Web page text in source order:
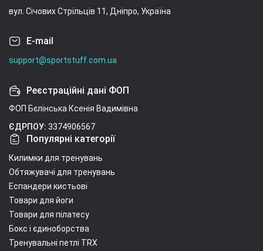
вул. Січових Стрільців 11, Дніпро, Україна
E-mail
support@sportstuff.com.ua
Реєстраційні дані ФОП
ФОП Бєлінська Ксенія Вадимівна
ЄДРПОУ: 3374906567
Популярні категорії
Килимки для тренувань
Обтяжувачі для тренувань
Еспандери кистьові
Товари для йоги
Товари для пілатесу
Бокс і єдиноборства
Тренувальні петлі TRX